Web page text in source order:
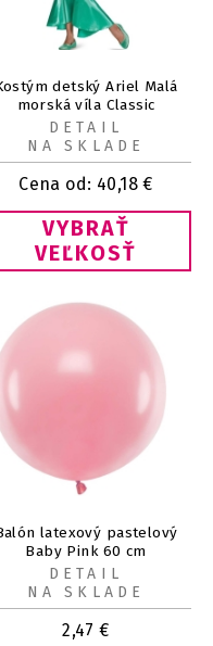
detský Ariel Malá
morská víla Classic
Cena od: 40,18€
VYBRAŤ
VEĽKOSŤ
DETAIL
NA SKLADE
latexový pastelový
Baby Pink 60 cm
2,47 €
DETAIL
NA SKLADE